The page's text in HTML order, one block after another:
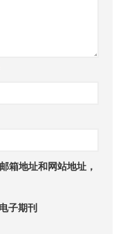
箱地址和网站地址，
子期刊